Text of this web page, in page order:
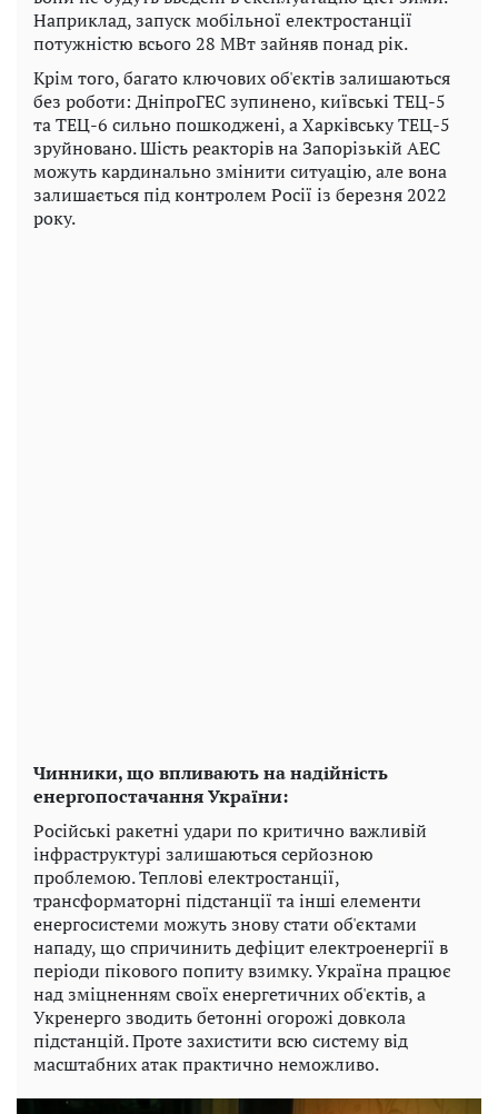
Наприклад, запуск мобільної електростанції
потужністю всього 28 МВт зайняв понад рік.
Крім того, багато ключових об'єктів залишаються
без роботи: ДніпроГЕС зупинено, київські ТЕЦ-5
та ТЕЦ-6 сильно пошкоджені, а Харківську ТЕЦ-5
зруйновано. Шість реакторів на Запорізькій АЕС
можуть кардинально змінити ситуацію, але вона
залишається під контролем Росії із березня 2022
року.
Чинники, що впливають на надійність
енергопостачання України:
Російські ракетні удари по критично важливій
інфраструктурі залишаються серйозною
проблемою. Теплові електростанції,
трансформаторні підстанції та інші елементи
енергосистеми можуть знову стати об'єктами
нападу, що спричинить дефіцит електроенергії в
періоди пікового попиту взимку. Україна працює
над зміцненням своїх енергетичних об'єктів, а
Укренерго зводить бетонні огорожі довкола
підстанцій. Проте захистити всю систему від
масштабних атак практично неможливо.